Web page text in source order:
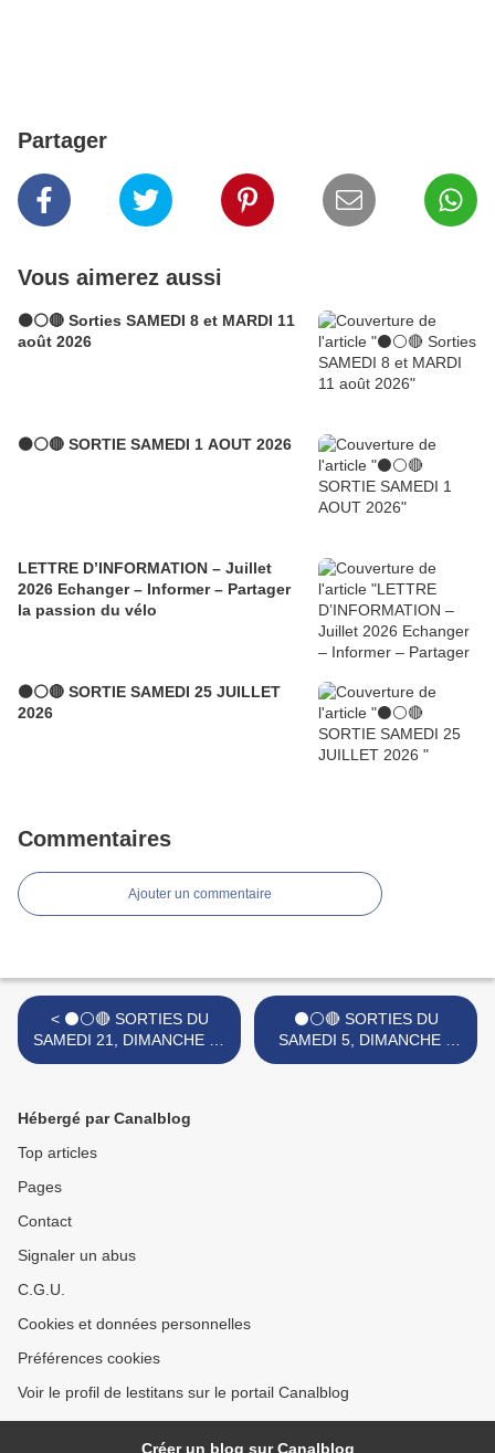
Partager
Vous aimerez aussi
⚫⚪🔴 Sorties SAMEDI 8 et MARDI 11
août 2026
⚫⚪🔴 SORTIE SAMEDI 1 AOUT 2026
LETTRE D’INFORMATION – Juillet
2026 Echanger – Informer – Partager
la passion du vélo
⚫⚪🔴 SORTIE SAMEDI 25 JUILLET
2026
Commentaires
Ajouter un commentaire
< ⚫⚪🔴 SORTIES DU
SAMEDI 21, DIMANCHE 22
ET LUNDI 23 SEPTEMBRE
⚫⚪🔴 SORTIES DU
SAMEDI 5, DIMANCHE 6
ET LUNDI 7 OCTOBRE
Hébergé par Canalblog
Top articles
Pages
Contact
Signaler un abus
C.G.U.
Cookies et données personnelles
Préférences cookies
Voir le profil de lestitans sur le portail Canalblog
Créer un blog sur Canalblog